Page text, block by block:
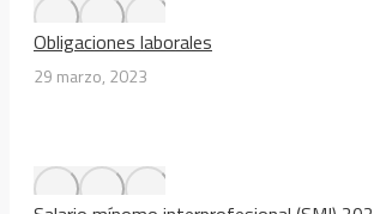
Obligaciones laborales
29 marzo, 2023